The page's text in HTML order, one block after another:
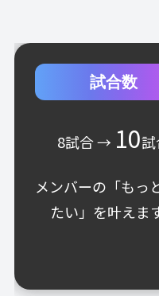
試合数
8試合 → 10
メンバーの「もっ
たい」を叶えま